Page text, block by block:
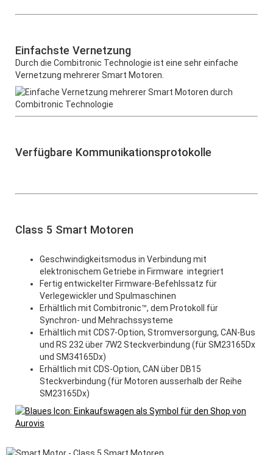
Einfachste Vernetzung
Durch die Combitronic Technologie ist eine sehr einfache
Vernetzung mehrerer Smart Motoren.
Verfügbare Kommunikationsprotokolle
Class 5 Smart Motoren
Geschwindigkeitsmodus in Verbindung mit
elektronischem Getriebe in Firmware integriert
Fertig entwickelter Firmware-Befehlssatz für
Verlegewickler und Spulmaschinen
Erhältlich mit Combitronic™, dem Protokoll für
Synchron- und Mehrachssysteme
Erhältlich mit CDS7-Option, Stromversorgung, CAN-Bus
und RS 232 über 7W2 Steckverbindung (für SM23165Dx
und SM34165Dx)
Erhältlich mit CDS-Option, CAN über DB15
Steckverbindung (für Motoren ausserhalb der Reihe
SM23165Dx)